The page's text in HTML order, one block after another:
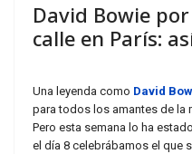
David Bowie
calle en París:
Una leyenda como David
para todos los amantes de la
Pero esta semana lo ha
el día 8 celebrábamos el que